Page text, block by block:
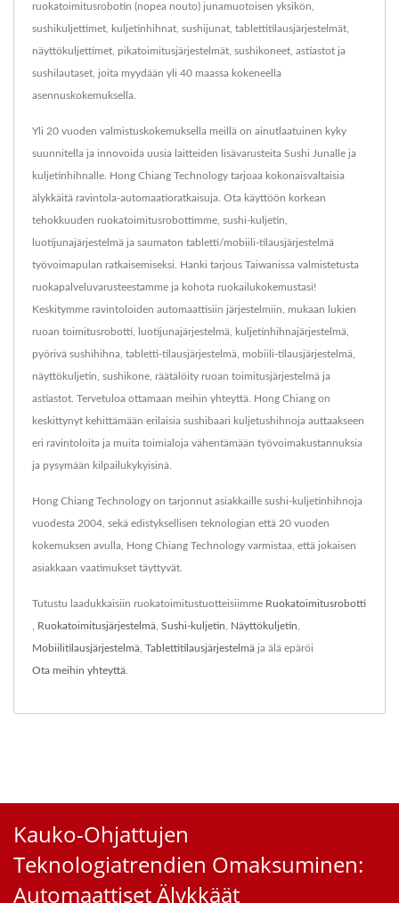
ruokatoimitusrobotin (nopea nouto) junamuotoisen yksikön,
sushikuljettimet, kuljetinhihnat, sushijunat, tablettitilausjärjestelmät,
näyttökuljettimet, pikatoimitusjärjestelmät, sushikoneet, astiastot ja
sushilautaset, joita myydään yli 40 maassa kokeneella
asennuskokemuksella.
Yli 20 vuoden valmistuskokemuksella meillä on ainutlaatuinen kyky
suunnitella ja innovoida uusia laitteiden lisävarusteita Sushi Junalle ja
kuljetinhihnalle. Hong Chiang Technology tarjoaa kokonaisvaltaisia
älykkäitä ravintola-automaatioratkaisuja. Ota käyttöön korkean
tehokkuuden ruokatoimitusrobottimme, sushi-kuljetin,
luotijunajärjestelmä ja saumaton tabletti/mobiili-tilausjärjestelmä
työvoimapulan ratkaisemiseksi. Hanki tarjous Taiwanissa valmistetusta
ruokapalveluvarusteestamme ja kohota ruokailukokemustasi!
Keskitymme ravintoloiden automaattisiin järjestelmiin, mukaan lukien
ruoan toimitusrobotti, luotijunajärjestelmä, kuljetinhihnajärjestelmä,
pyörivä sushihihna, tabletti-tilausjärjestelmä, mobiili-tilausjärjestelmä,
näyttökuljetin, sushikone, räätälöity ruoan toimitusjärjestelmä ja
astiastot. Tervetuloa ottamaan meihin yhteyttä. Hong Chiang on
keskittynyt kehittämään erilaisia sushibaari kuljetushihnoja auttaakseen
eri ravintoloita ja muita toimialoja vähentämään työvoimakustannuksia
ja pysymään kilpailukykyisinä.
Hong Chiang Technology on tarjonnut asiakkaille sushi-kuljetinhihnoja
vuodesta 2004, sekä edistyksellisen teknologian että 20 vuoden
kokemuksen avulla, Hong Chiang Technology varmistaa, että jokaisen
asiakkaan vaatimukset täyttyvät.
Tutustu laadukkaisiin ruokatoimitustuotteisiimme Ruokatoimitusrobotti
, Ruokatoimitusjärjestelmä, Sushi-kuljetin, Näyttökuljetin,
Mobiilitilausjärjestelmä, Tablettitilausjärjestelmä ja älä epäröi
Ota meihin yhteyttä.
Kauko-Ohjattujen
Teknologiatrendien Omaksuminen:
Automaattiset Älykkäät